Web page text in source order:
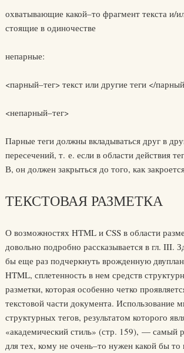
охватывающие какой–то фрагмент текста и/
стоящие в одиночестве
непарные:
<парный–тег> текст или другие теги </
<непарный–тег>
Парные теги должны вкладываться друг в
пересечений, т. е. если в области действия
В, он должен закрыться до того, как
ТЕКСТОВАЯ РАЗМЕТКА
О возможностях HTML и CSS в области
довольно подробно рассказывается в гл. III.
бы еще раз подчеркнуть врожденную
HTML, сплетенность в нем средств
разметки, которая особенно четко
текстовой части документа. Использование
структурных тегов, результатом которого
«академический стиль» (стр. 159), — самый
для тех, кому не очень–то нужен какой бы